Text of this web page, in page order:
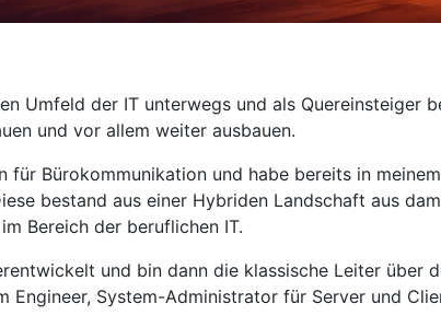
Umfeld der IT unterwegs und als Quereinsteiger
und vor allem weiter ausbauen.
für Bürokommunikation und habe bereits in
bestand aus einer Hybriden Landschaft aus
Bereich der beruflichen IT.
und bin dann die klassische Leiter
Engineer, System-Administrator für Server und